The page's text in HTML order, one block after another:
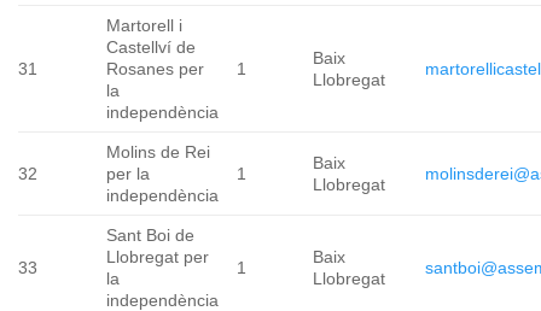
31
Martorell i
Castellví de
Rosanes per
la
independència
1
Baix
Llobregat
32
Molins de Rei
per la
independència
1
Baix
Llobregat
33
Sant Boi de
Llobregat per
la
independència
1
Baix
Llobregat